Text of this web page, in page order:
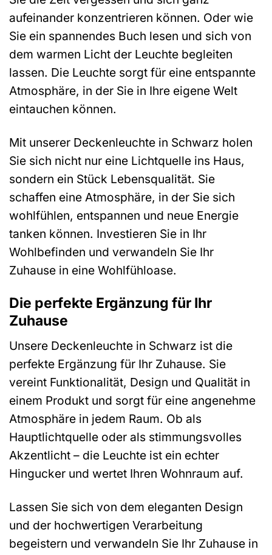
aufeinander konzentrieren können. Oder wie
Sie ein spannendes Buch lesen und sich von
dem warmen Licht der Leuchte begleiten
lassen. Die Leuchte sorgt für eine entspannte
Atmosphäre, in der Sie in Ihre eigene Welt
eintauchen können.
Mit unserer Deckenleuchte in Schwarz holen
Sie sich nicht nur eine Lichtquelle ins Haus,
sondern ein Stück Lebensqualität. Sie
schaffen eine Atmosphäre, in der Sie sich
wohlfühlen, entspannen und neue Energie
tanken können. Investieren Sie in Ihr
Wohlbefinden und verwandeln Sie Ihr
Zuhause in eine Wohlfühloase.
Die perfekte Ergänzung für Ihr
Zuhause
Unsere Deckenleuchte in Schwarz ist die
perfekte Ergänzung für Ihr Zuhause. Sie
vereint Funktionalität, Design und Qualität in
einem Produkt und sorgt für eine angenehme
Atmosphäre in jedem Raum. Ob als
Hauptlichtquelle oder als stimmungsvolles
Akzentlicht – die Leuchte ist ein echter
Hingucker und wertet Ihren Wohnraum auf.
Lassen Sie sich von dem eleganten Design
und der hochwertigen Verarbeitung
begeistern und verwandeln Sie Ihr Zuhause in